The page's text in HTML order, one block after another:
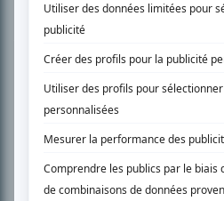
Chroniqueur télé du journal Le Soleil
son petit écran. Celui qu’on surnomme
spécialité: la télé québécoise. On peut
En savoir plus »
SUR LE RÉSEAU BIZZ MÉDIA